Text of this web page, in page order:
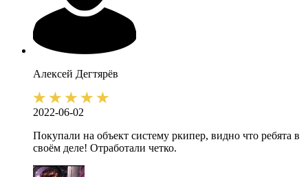
Алексей Дегтярёв
2022-06-02
Покупали на объект систему ркипер, видно что ребята в
своём деле! Отработали четко.